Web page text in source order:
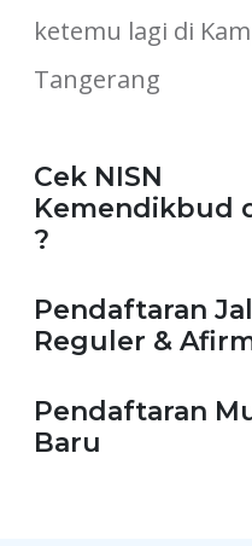
ketemu lagi di
Tangerang
Cek NISN
Kemendikbud
?
Pendaftaran
Reguler &
Pendaftaran
Baru